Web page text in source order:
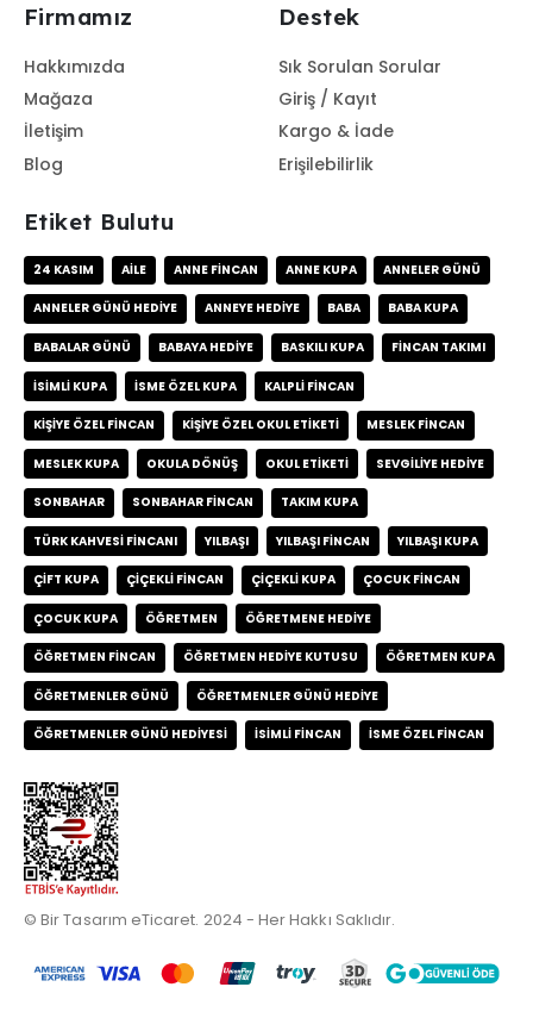
Firmamız
Hakkımızda
Mağaza
İletişim
Blog
Destek
Sık Sorulan Sorular
Giriş / Kayıt
Kargo & İade
Erişilebilirlik
Etiket Bulutu
24 KASIM AILE ANNE FINCAN ANNE KUPA ANNELER GÜNÜ
ANNELER GÜNÜ HEDIYE ANNEYE HEDIYE BABA BABA KUPA
BABALAR GÜNÜ BABAYA HEDIYE BASKILI KUPA FINCAN TAKIMI
ISIMLI KUPA ISME ÖZEL KUPA KALPLI FINCAN
KIŞIYE ÖZEL FINCAN KIŞIYE ÖZEL OKUL ETIKETI MESLEK FINCAN
MESLEK KUPA OKULA DÖNÜŞ OKUL ETIKETI SEVGILIYE HEDIYE
SONBAHAR SONBAHAR FINCAN TAKIM KUPA
TÜRK KAHVESI FINCANI YILBAŞI YILBAŞI FINCAN YILBAŞI KUPA
ÇIFT KUPA ÇIÇEKLI FINCAN ÇIÇEKLI KUPA ÇOCUK FINCAN
ÇOCUK KUPA ÖĞRETMEN ÖĞRETMENE HEDIYE
ÖĞRETMEN FINCAN ÖĞRETMEN HEDIYE KUTUSU ÖĞRETMEN KUPA
ÖĞRETMENLER GÜNÜ ÖĞRETMENLER GÜNÜ HEDIYE
ÖĞRETMENLER GÜNÜ HEDIYESI İSIMLI FINCAN İSME ÖZEL FINCAN
© Bir Tasarım eTicaret. 2024 - Her Hakkı Saklıdır.